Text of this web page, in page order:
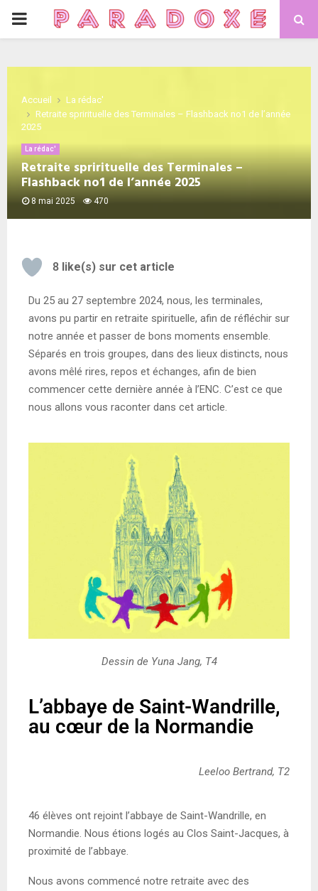
Accueil
La rédac'
Retraite sprirituelle des Terminales – Flashback no1 de l’année
2025
La rédac'
Retraite sprirituelle des Terminales –
Flashback no1 de l’année 2025
8 mai 2025 470
8 like(s) sur cet article
Du 25 au 27 septembre 2024, nous, les terminales,
avons pu partir en retraite spirituelle, afin de réfléchir sur
notre année et passer de bons moments ensemble.
Séparés en trois groupes, dans des lieux distincts, nous
avons mêlé rires, repos et échanges, afin de bien
commencer cette dernière année à l’ENC. C’est ce que
nous allons vous raconter dans cet article.
Dessin de Yuna Jang, T4
L’abbaye de Saint-Wandrille,
au cœur de la Normandie
Leeloo Bertrand, T2
46 élèves ont rejoint l’abbaye de Saint-Wandrille, en
Normandie. Nous étions logés au Clos Saint-Jacques, à
proximité de l’abbaye.
Nous avons commencé notre retraite avec des